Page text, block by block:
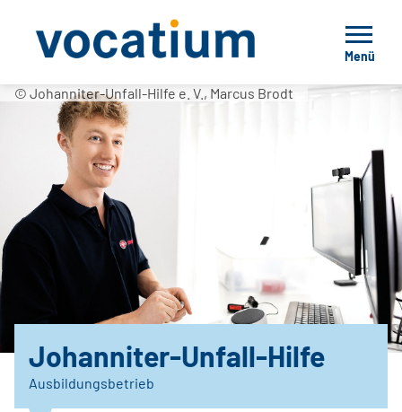
Menü
© Johanniter-Unfall-Hilfe e. V., Marcus Brodt
Johanniter-Unfall-Hilfe
Ausbildungsbetrieb